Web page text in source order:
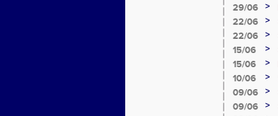
29/06
>
22/06
>
22/06
>
15/06
>
15/06
>
10/06
>
09/06
>
09/06
>